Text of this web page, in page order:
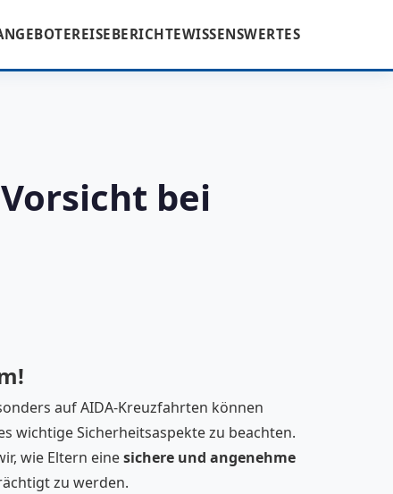
REISEBERICHTEWISSENSWERTES
bei
auf AIDA-Kreuzfahrten können
wichtige Sicherheitsaspekte zu beachten.
wie Eltern einesichere und angenehme
zu werden.